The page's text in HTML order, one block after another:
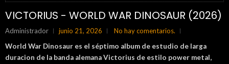
VICTORIUS - WORLD WAR DINOSAUR (2026)
Administrador junio 21, 2026
No hay comentarios.
World War Dinosaur es el séptimo album de estudio de larga
duracion de la banda alemanaVictorius de estilo power metal,